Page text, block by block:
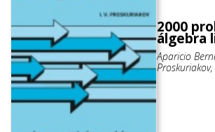
2000
álgebra
Aparicio
Proskuriakov,